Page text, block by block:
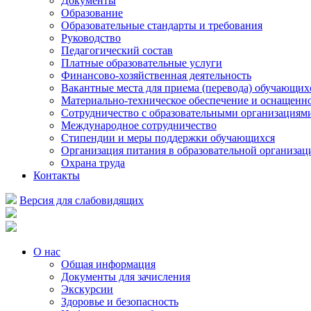
Образование
Образовательные стандарты и требования
Руководство
Педагогический состав
Платные образовательные услуги
Финансово-хозяйственная деятельность
Вакантные места для приема (перевода)
Материально-техническое обеспечение и
Сотрудничество с образовательными
Международное сотрудничество
Стипендии и меры поддержки обучающихся
Организация питания в образовательной
Охрана труда
Контакты
Версия для слабовидящих
О нас
Общая информация
Документы для зачисления
Экскурсии
Здоровье и безопасность